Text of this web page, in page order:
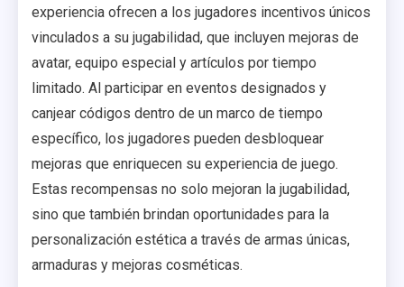
experiencia ofrecen a los jugadores incentivos únicos
vinculados a su jugabilidad, que incluyen mejoras de
avatar, equipo especial y artículos por tiempo
limitado. Al participar en eventos designados y
canjear códigos dentro de un marco de tiempo
específico, los jugadores pueden desbloquear
mejoras que enriquecen su experiencia de juego.
Estas recompensas no solo mejoran la jugabilidad,
sino que también brindan oportunidades para la
personalización estética a través de armas únicas,
armaduras y mejoras cosméticas.